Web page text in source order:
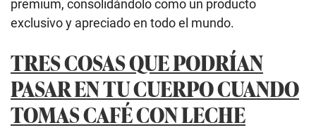
premium, consolidándolo como un producto
exclusivo y apreciado en todo el mundo.
TRES COSAS QUE PODRÍAN
PASAR EN TU CUERPO CUANDO
TOMAS CAFÉ CON LECHE